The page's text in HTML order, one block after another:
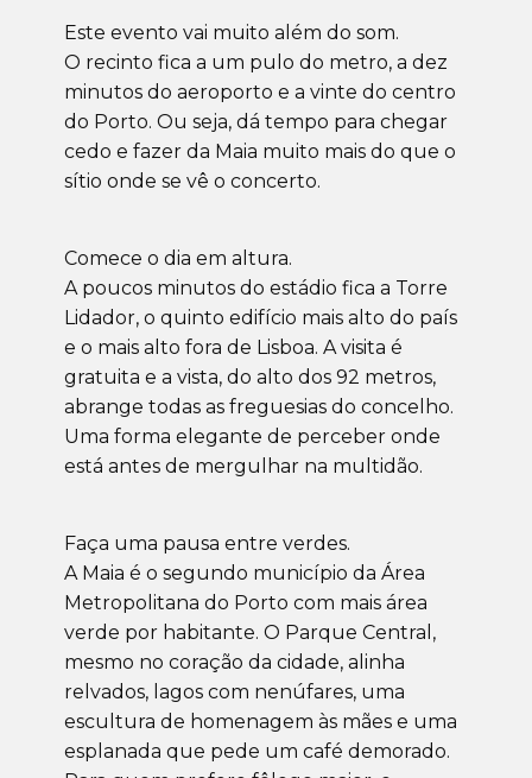
Este evento vai muito além do som.
O recinto fica a um pulo do metro, a dez
minutos do aeroporto e a vinte do centro
do Porto. Ou seja, dá tempo para chegar
cedo e fazer da Maia muito mais do que o
sítio onde se vê o concerto.
Comece o dia em altura.
A poucos minutos do estádio fica a Torre
Lidador, o quinto edifício mais alto do país
e o mais alto fora de Lisboa. A visita é
gratuita e a vista, do alto dos 92 metros,
abrange todas as freguesias do concelho.
Uma forma elegante de perceber onde
está antes de mergulhar na multidão.
Faça uma pausa entre verdes.
A Maia é o segundo município da Área
Metropolitana do Porto com mais área
verde por habitante. O Parque Central,
mesmo no coração da cidade, alinha
relvados, lagos com nenúfares, uma
escultura de homenagem às mães e uma
esplanada que pede um café demorado.